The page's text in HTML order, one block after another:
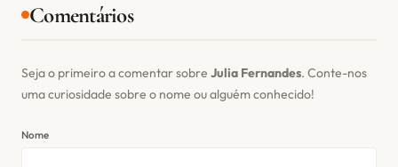
Comentários
Seja o primeiro a comentar sobre Julia Fernandes. Conte-nos
uma curiosidade sobre o nome ou alguém conhecido!
Nome